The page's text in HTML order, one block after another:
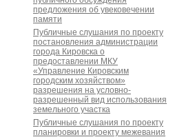
предложения об увековечении
памяти
Публичные слушания по проекту
постановления администрации
города Кировска о
предоставлении МКУ
«Управление Кировским
городским хозяйством»
разрешения на условно-
разрешенный вид использования
земельного участка
Публичные слушания по проекту
планировки и проекту межевания